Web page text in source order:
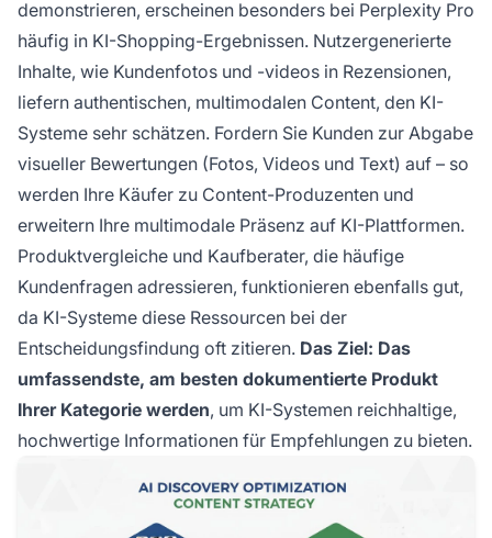
demonstrieren, erscheinen besonders bei Perplexity Pro
häufig in KI-Shopping-Ergebnissen. Nutzergenerierte
Inhalte, wie Kundenfotos und -videos in Rezensionen,
liefern authentischen, multimodalen Content, den KI-
Systeme sehr schätzen. Fordern Sie Kunden zur Abgabe
visueller Bewertungen (Fotos, Videos und Text) auf – so
werden Ihre Käufer zu Content-Produzenten und
erweitern Ihre multimodale Präsenz auf KI-Plattformen.
Produktvergleiche und Kaufberater, die häufige
Kundenfragen adressieren, funktionieren ebenfalls gut,
da KI-Systeme diese Ressourcen bei der
Entscheidungsfindung oft zitieren. Das Ziel: Das
umfassendste, am besten dokumentierte Produkt
Ihrer Kategorie werden, um KI-Systemen reichhaltige,
hochwertige Informationen für Empfehlungen zu bieten.